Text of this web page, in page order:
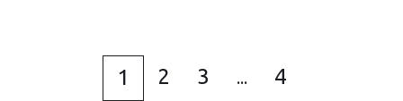
1 2 3 ... 4